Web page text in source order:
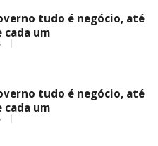
tudo é negócio, até
cada um
tudo é negócio, até
cada um